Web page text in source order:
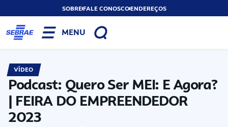
SOBREFALE CONOSCOENDEREÇOS
MENU
VÍDEO
Podcast: Quero Ser MEI: E Agora?
| FEIRA DO EMPREENDEDOR
2023